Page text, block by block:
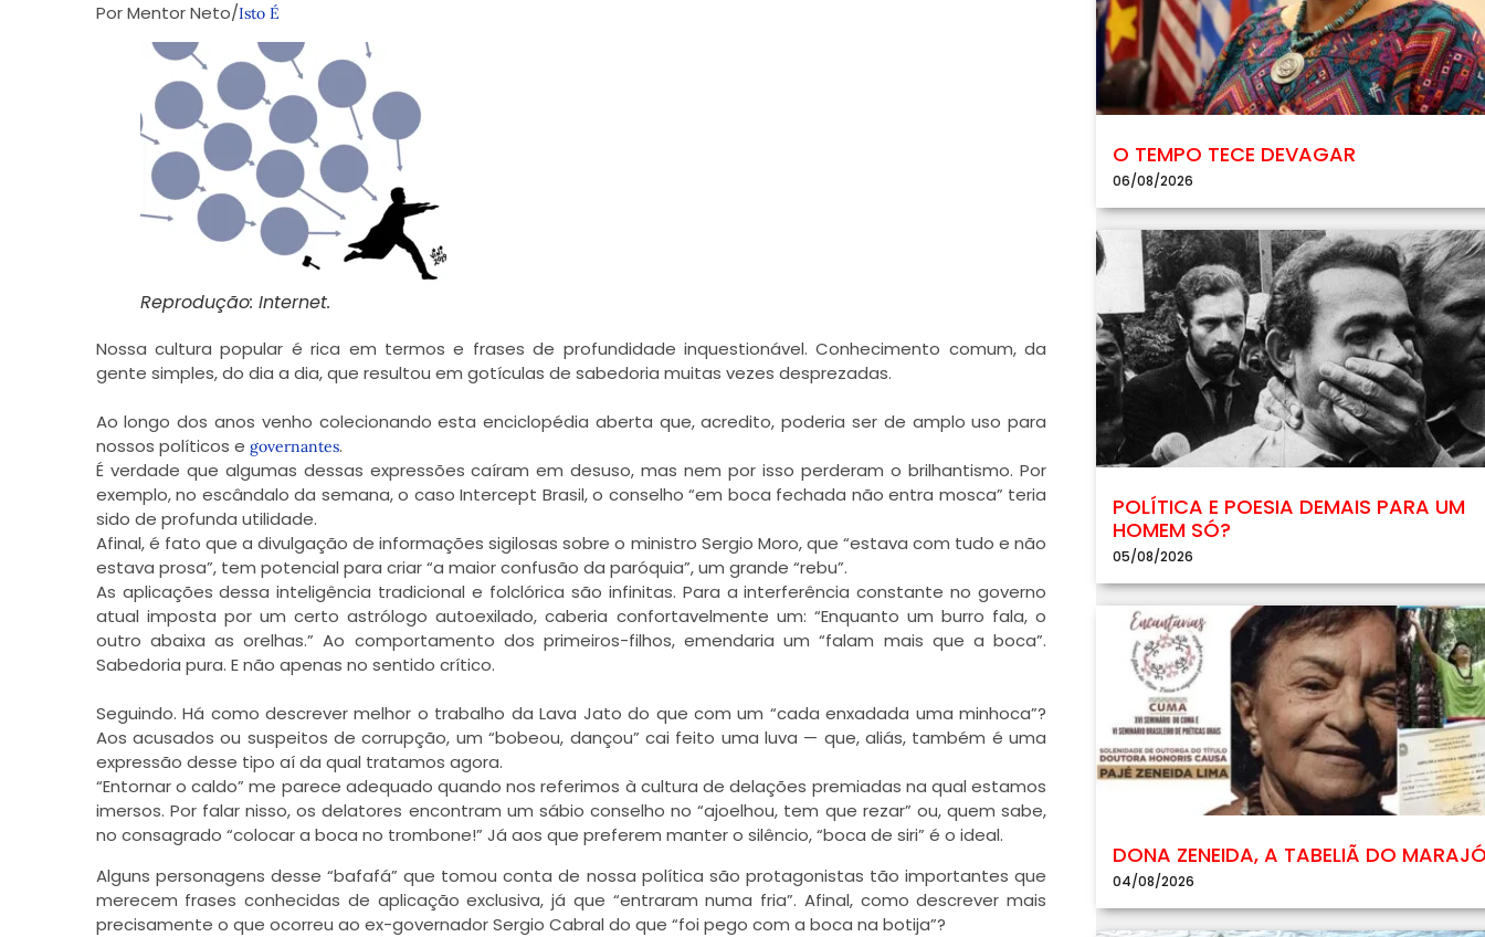
Por Mentor Neto/Isto É
Reprodução: Internet.
Nossa cultura popular é rica em termos e frases de profundidade inquestionável. Conhecimento comum, da
gente simples, do dia a dia, que resultou em gotículas de sabedoria muitas vezes desprezadas.
Ao longo dos anos venho colecionando esta enciclopédia aberta que, acredito, poderia ser de amplo uso para
nossos políticos e governantes.
É verdade que algumas dessas expressões caíram em desuso, mas nem por isso perderam o brilhantismo. Por
exemplo, no escândalo da semana, o caso Intercept Brasil, o conselho “em boca fechada não entra mosca” teria
sido de profunda utilidade.
Afinal, é fato que a divulgação de informações sigilosas sobre o ministro Sergio Moro, que “estava com tudo e não
estava prosa”, tem potencial para criar “a maior confusão da paróquia”, um grande “rebu”.
As aplicações dessa inteligência tradicional e folclórica são infinitas. Para a interferência constante no governo
atual imposta por um certo astrólogo autoexilado, caberia confortavelmente um: “Enquanto um burro fala, o
outro abaixa as orelhas.” Ao comportamento dos primeiros-filhos, emendaria um “falam mais que a boca”.
Sabedoria pura. E não apenas no sentido crítico.
Seguindo. Há como descrever melhor o trabalho da Lava Jato do que com um “cada enxadada uma minhoca”?
Aos acusados ou suspeitos de corrupção, um “bobeou, dançou” cai feito uma luva — que, aliás, também é uma
expressão desse tipo aí da qual tratamos agora.
“Entornar o caldo” me parece adequado quando nos referimos à cultura de delações premiadas na qual estamos
imersos. Por falar nisso, os delatores encontram um sábio conselho no “ajoelhou, tem que rezar” ou, quem sabe,
no consagrado “colocar a boca no trombone!” Já aos que preferem manter o silêncio, “boca de siri” é o ideal.
Alguns personagens desse “bafafá” que tomou conta de nossa política são protagonistas tão importantes que
merecem frases conhecidas de aplicação exclusiva, já que “entraram numa fria”. Afinal, como descrever mais
precisamente o que ocorreu ao ex-governador Sergio Cabral do que “foi pego com a boca na botija”?
O TEMPO TECE DEVAGAR
06/08/2026
POLÍTICA E POESIA DEMAIS PARA UM
HOMEM SÓ?
05/08/2026
DONA ZENEIDA, A TABELIÃ DO
04/08/2026